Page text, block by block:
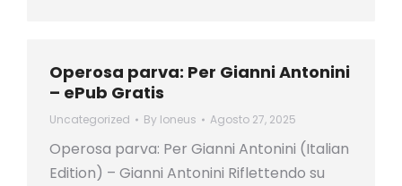
Operosa parva: Per Gianni Antonini
– ePub Gratis
Uncategorized By loneus Agosto 27, 2025
Operosa parva: Per Gianni Antonini (Italian
Edition) – Gianni Antonini Riflettendo su